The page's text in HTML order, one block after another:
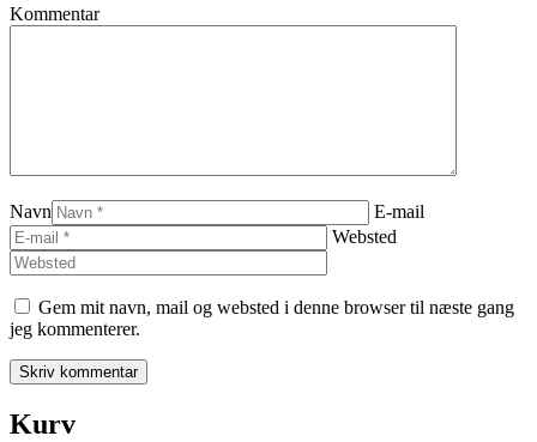
Kommentar
Navn
E-mail
Websted
Gem mit navn, mail og websted i denne browser til næste gang
jeg kommenterer.
Kurv